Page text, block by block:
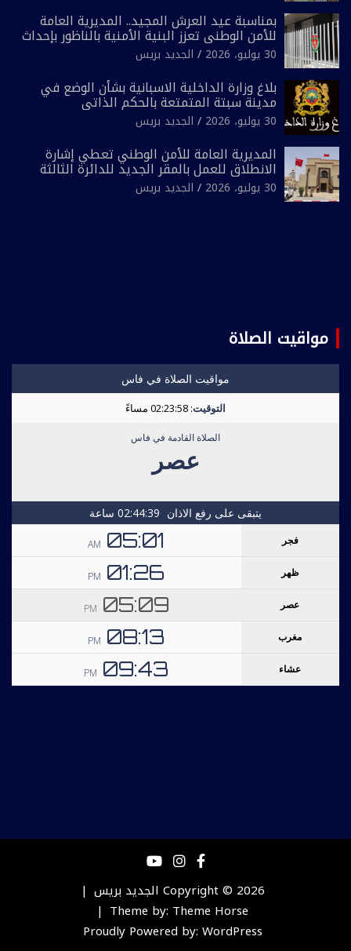
بمناسبة عيد العرش المجيد.. المديرية العامة
للأمن الوطني تعزز البنية الأمنية بالناظور بإحداث
فرقتين جديدتين
30 يوليو، 2026 الجديد بريس
بلاغ وزارة الداخلية الاسبانية بشأن الوضع في
مدينة سبتة المتمتعة بالحكم الذاتي
30 يوليو، 2026 الجديد بريس
المديرية العامة للأمن الوطني تعطي إشارة
الانطلاق للعمل بالمقر الجديد للدائرة الثالثة
للشرطة بولاية أمن العيون
30 يوليو، 2026 الجديد بريس
مواقيت الصلاة
Copyright © 2026 الجديد بريس
Theme by: Theme Horse
Proudly Powered by: WordPress